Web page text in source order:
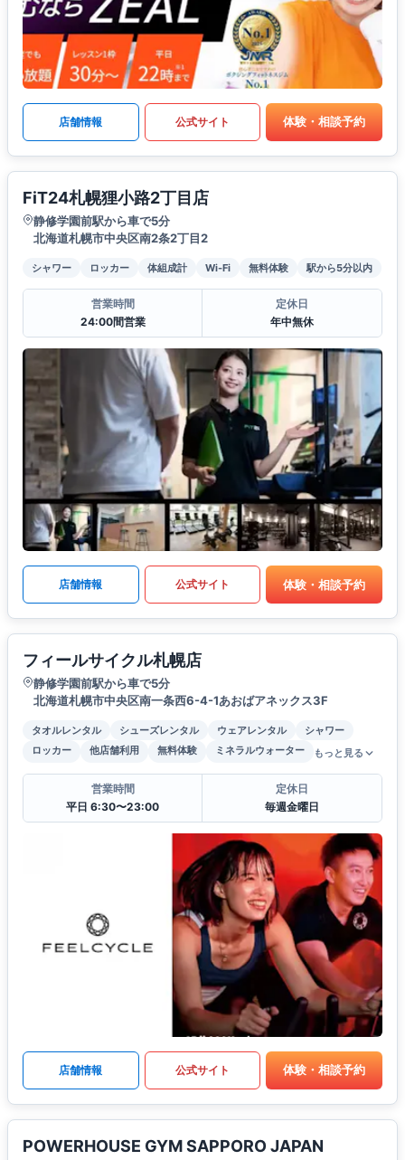
店舗情報 公式サイト 体験・相談予約
FiT24札幌狸小路2丁目店
静修学園前駅から車で5分
北海道札幌市中央区南2条2丁目2
シャワー ロッカー 体組成計 Wi-Fi 無料体験 駅から5分以内
営業時間
24:00間営業
定休日
年中無休
店舗情報 公式サイト 体験・相談予約
フィールサイクル札幌店
静修学園前駅から車で5分
北海道札幌市中央区南一条西6-4-1あおばアネックス3F
タオルレンタル シューズレンタル ウェアレンタル
シャワー
ロッカー
他店舗利用 無料体験 ミネラルウォーター もっと見る
営業時間
平日 6:30〜23:00
定休日
毎週金曜日
店舗情報 公式サイト 体験・相談予約
POWERHOUSE GYM SAPPORO JAPAN